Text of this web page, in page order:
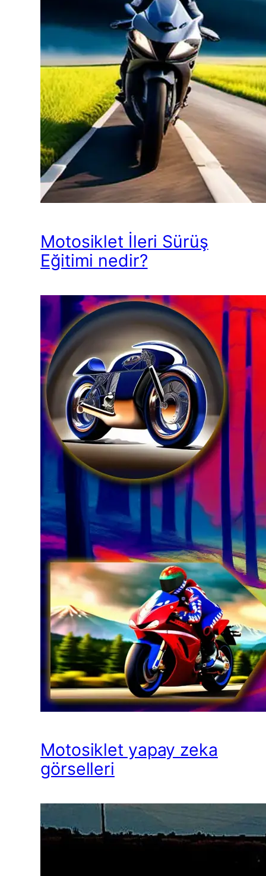
Motosiklet İleri Sürüş
Eğitimi nedir?
Motosiklet yapay zeka
görselleri